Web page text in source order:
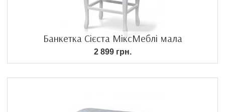
Банкетка Сієста МіксМеблі мала
2 899 грн.